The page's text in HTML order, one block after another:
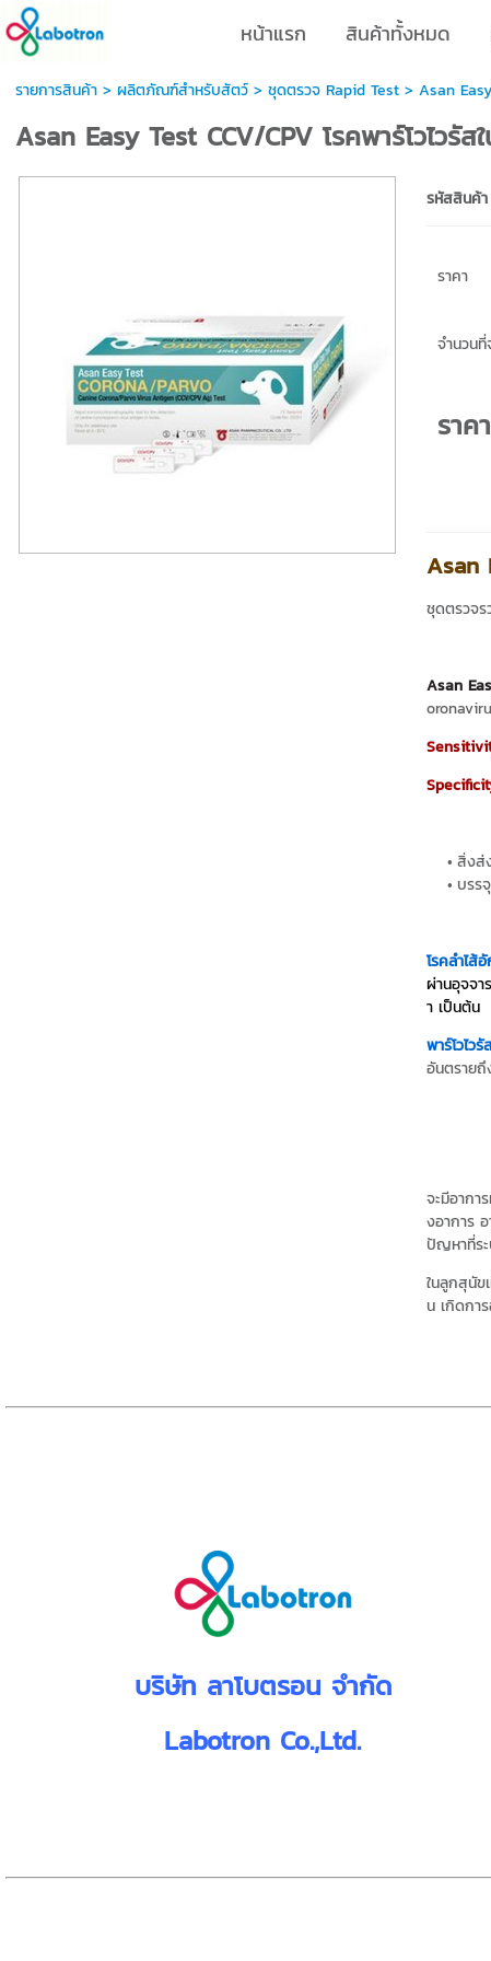
หน้าแรก สินค้าทั้งหมด
รายการสินค้า> ผลิตภัณฑ์สำหรับสัตว์> ชุดตรวจ Rapid Test> Asan Easy
Asan Easy Test CCV/CPV โรคพาร์โวไวรัส
รหัสสินค้
ราคา
จำนวนที่
ราค
Asan
ชุดตรวจร
Asan
สิ่งส่
บรร
โรคลำไส้
ผ่านอุจจา
า เป็นต้น
พาร์โวไว
อันตรายถึ
จะมีอากา
งอาการ
ปัญหาที่ระ
ในลูกสุนัข
น เกิดกา
บริษัท ลาโบตรอน จำกัด
Labotron Co.,Ltd.